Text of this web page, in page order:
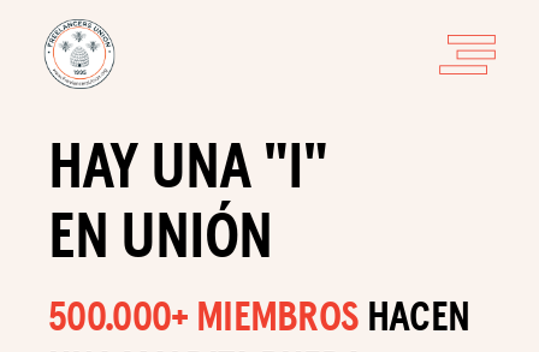
HAY UNA "I"
EN UNIÓN
500.000+ MIEMBROS HACEN